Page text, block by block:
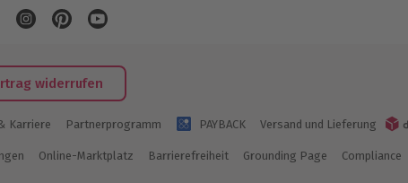
widerrufen
Karriere Partnerprogramm PAYBACK Versand und Lieferung
Online-Marktplatz Barrierefreiheit Grounding Page Compliance